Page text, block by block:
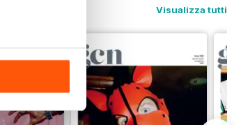
Visualizza tutti